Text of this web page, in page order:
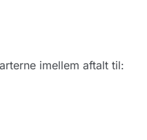
imellem aftalt til: